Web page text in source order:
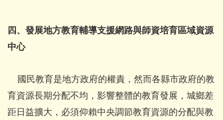
四、發展地方教育輔導支援網路與師資培育區域資源
中心
國民教育是地方政府的權責，然而各縣市政府的教
育資源長期分配不均，影響整體的教育發展，城鄉差
距日益擴大，必須仰賴中央調節教育資源的分配與教